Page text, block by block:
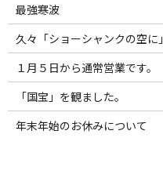
最強寒波
久々「ショーシャンクの空に」
１月５日から通常営業です。
「国宝」を観ました。
年末年始のお休みについて